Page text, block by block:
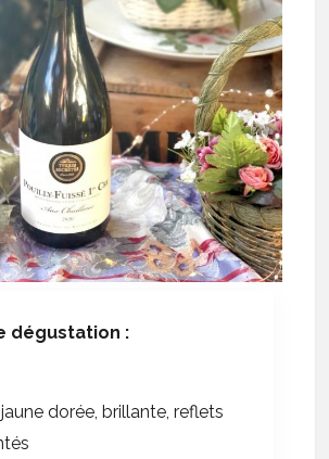
dégustation :
jaune dorée, brillante, reflets